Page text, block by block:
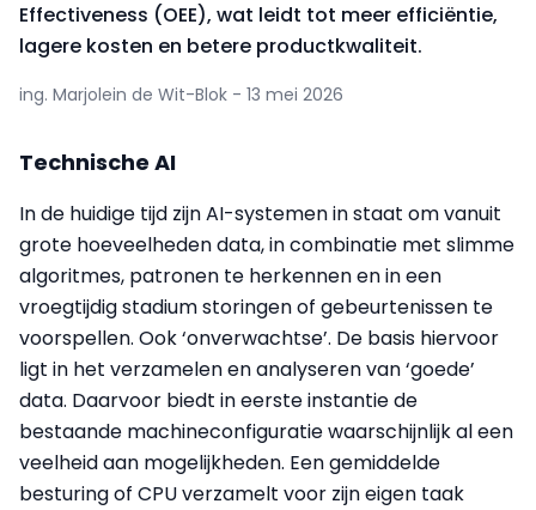
Effectiveness (OEE), wat leidt tot meer efficiëntie,
lagere kosten en betere productkwaliteit.
ing. Marjolein de Wit-Blok - 13 mei 2026
Technische AI
In de huidige tijd zijn AI-systemen in staat om vanuit
grote hoeveelheden data, in combinatie met slimme
algoritmes, patronen te herkennen en in een
vroegtijdig stadium storingen of gebeurtenissen te
voorspellen. Ook ‘onverwachtse’. De basis hiervoor
ligt in het verzamelen en analyseren van ‘goede’
data. Daarvoor biedt in eerste instantie de
bestaande machineconfiguratie waarschijnlijk al een
veelheid aan mogelijkheden. Een gemiddelde
besturing of CPU verzamelt voor zijn eigen taak